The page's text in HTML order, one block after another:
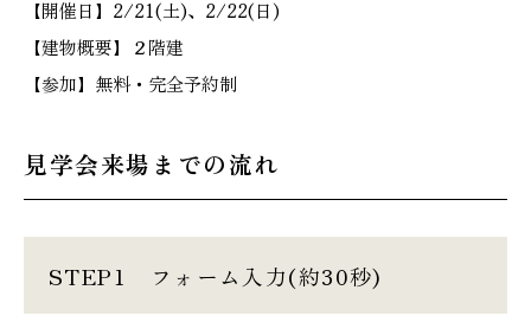
【開催日】2/21(土)、2/22(日)
【建物概要】２階建
【参加】無料・完全予約制
見学会来場までの流れ
STEP1 フォーム入力(約30秒)